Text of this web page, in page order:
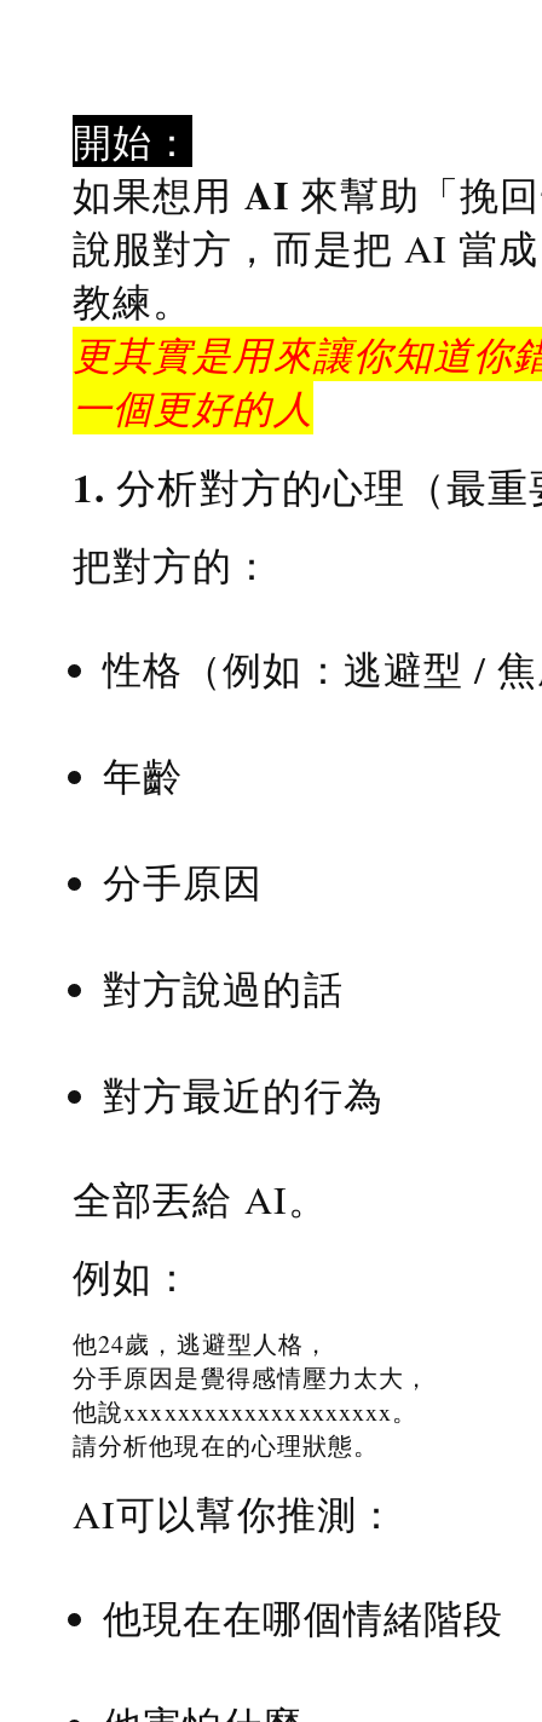
開始：
如果想用 AI 來幫助「挽
說服對方，而是把 AI 當
教練。
更其實是用來讓你知道你
一個更好的人
1. 分析對方的心理（最
把對方的：
性格（例如：逃避型 /
年齡
分手原因
對方說過的話
對方最近的行為
全部丟給 AI。
例如：
他24歲，逃避型人格，
分手原因是覺得感情壓力太大，
他說xxxxxxxxxxxxxxxxxxxx。
請分析他現在的心理狀態。
AI可以幫你推測：
他現在在哪個情緒階段